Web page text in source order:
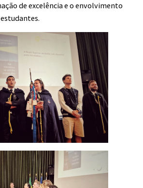
de excelência e o envolvimento